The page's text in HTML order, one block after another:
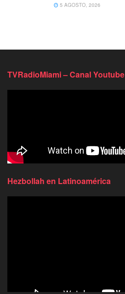
5 AGOSTO, 2026
TVRadioMiami – Canal Youtube
Hezbollah en Latinoamérica